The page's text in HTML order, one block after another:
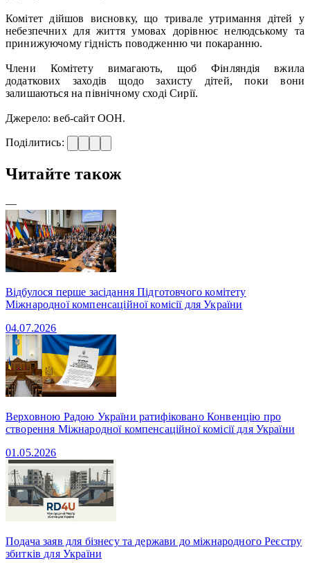
Комітет дійшов висновку, що тривале утримання дітей у
небезпечних для життя умовах дорівнює нелюдському та
принижуючому гідність поводженню чи покаранню.
Члени Комітету вимагають, щоб Фінляндія вжила
додаткових заходів щодо захисту дітей, поки вони
залишаються на північному сході Сирії.
Джерело: веб-сайт ООН.
Поділитись:
Читайте також
—
Відбулося перше засідання Підготовчого комітету
Міжнародної компенсаційної комісії для України
04.07.2026
Верховною Радою України ратифіковано Конвенцію про
створення Міжнародної компенсаційної комісії для України
01.05.2026
Подача заяв для бізнесу та держави до міжнародного Реєстру
збитків для України